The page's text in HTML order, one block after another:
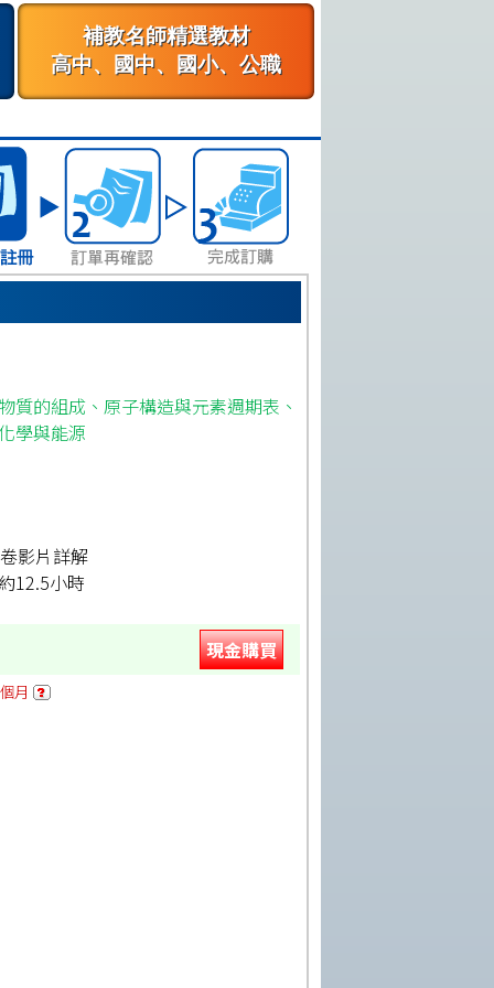
補教名師精選教材
高中、國中、國小、公職
質的組成、原子構造與元素週期表、
學與能源
影片詳解
12.5小時
現金購買
月